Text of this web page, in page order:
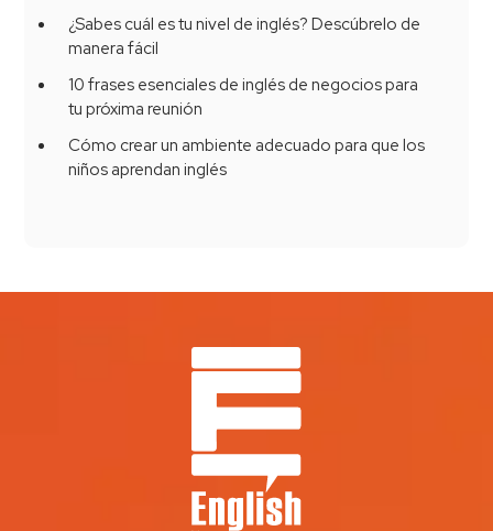
¿Sabes cuál es tu nivel de inglés? Descúbrelo de
manera fácil
10 frases esenciales de inglés de negocios para
tu próxima reunión
Cómo crear un ambiente adecuado para que los
niños aprendan inglés